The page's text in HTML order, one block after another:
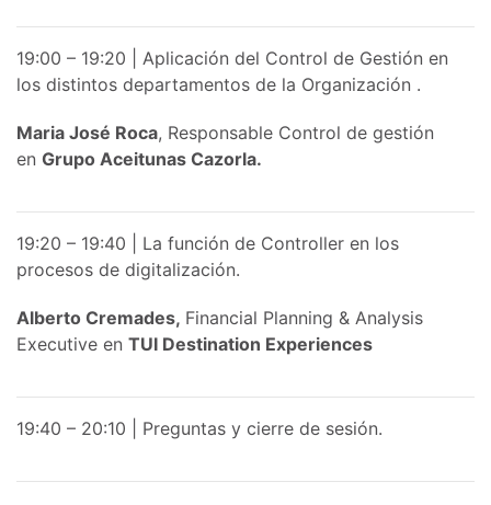
19:00 – 19:20 | Aplicación del Control de Gestión en
los distintos departamentos de la Organización .
Maria José Roca, Responsable Control de gestión
en Grupo Aceitunas Cazorla.
19:20 – 19:40 | La función de Controller en los
procesos de digitalización.
Alberto Cremades, Financial Planning & Analysis
Executive en TUI Destination Experiences
19:40 – 20:10 | Preguntas y cierre de sesión.